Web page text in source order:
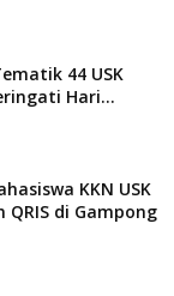
44 USK
Hari...
KKN USK
di Gampong